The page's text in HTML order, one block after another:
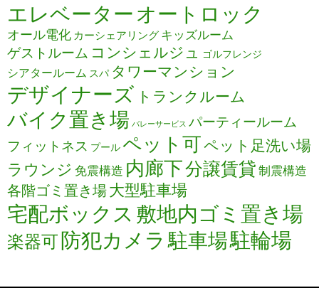
エレベーター オートロック
オール電化 カーシェアリング キッズルーム
ゲストルーム コンシェルジュ ゴルフレンジ
シアタールーム スパ タワーマンション
デザイナーズ トランクルーム
バイク置き場 バレーサービス パーティールーム
フィットネス プールペット可ペット足洗い場
ラウンジ 免震構造 内廊下分譲賃貸制震構造
各階ゴミ置き場大型駐車場
宅配ボックス 敷地内ゴミ置き場
楽器可防犯カメラ 駐車場駐輪場